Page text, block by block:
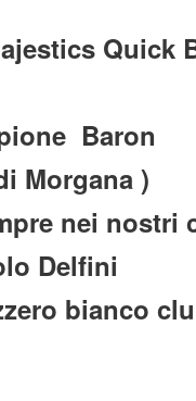
Quick
Baron
Morgana )
nei nostri
Delfini
bianco